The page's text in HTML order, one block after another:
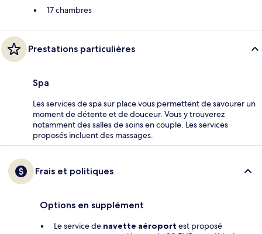
17 chambres
Prestations particulières
Spa
Les services de spa sur place vous permettent de savourer un
moment de détente et de douceur. Vous y trouverez
notamment des salles de soins en couple. Les services
proposés incluent des massages.
Frais et politiques
Options en supplément
Le service de navette aéroport est proposé